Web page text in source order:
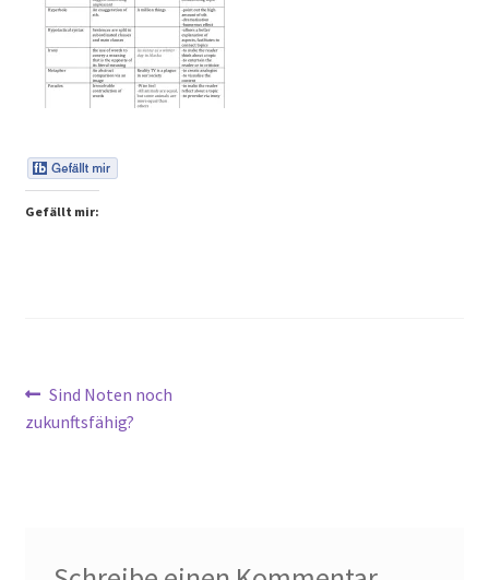
Peps Gedanken
Talks & Tratsch
Gefällt mir:
Beitragsnavigation
Vorheriger
Beitrag:
Sind Noten noch
zukunftsfähig?